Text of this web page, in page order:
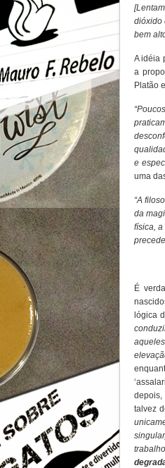
dióxido
bem
A idéia
a
Platão
e
uma
“A
da
física,
É
lógica
depois,
talvez